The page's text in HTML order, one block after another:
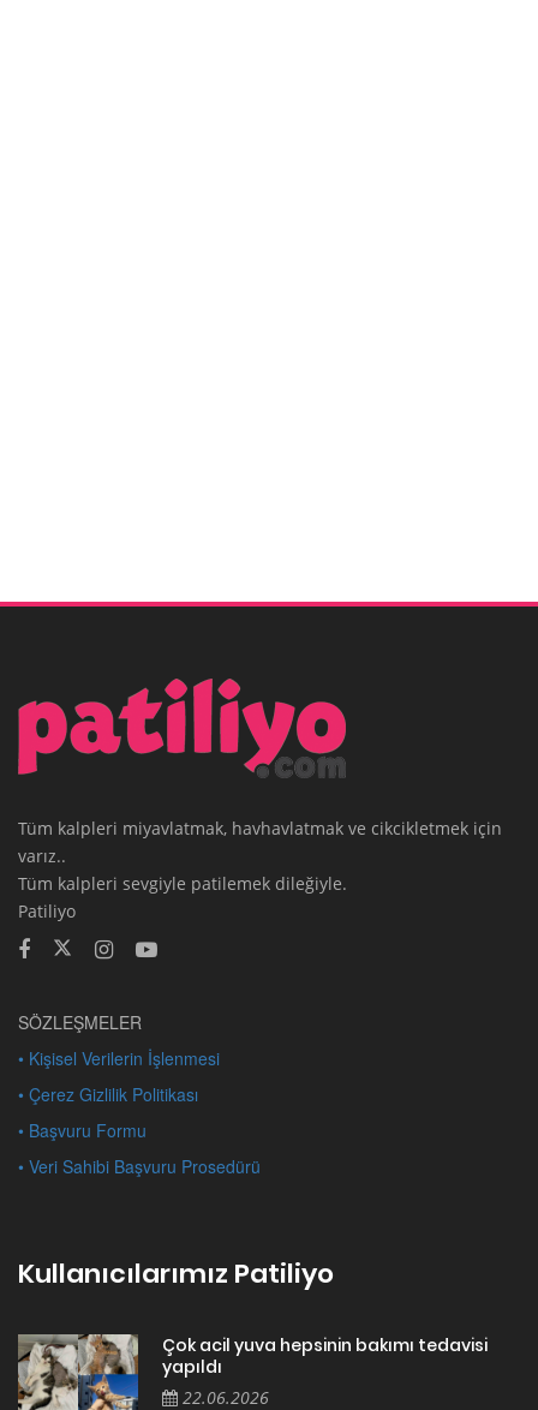
Tüm kalpleri miyavlatmak, havhavlatmak ve cikcikletmek için
varız..
Tüm kalpleri sevgiyle patilemek dileğiyle.
Patiliyo
SÖZLEŞMELER
• Kişisel Verilerin İşlenmesi
• Çerez Gizlilik Politikası
• Başvuru Formu
• Veri Sahibi Başvuru Prosedürü
Kullanıcılarımız Patiliyo
Çok acil yuva hepsinin bakımı tedavisi
yapıldı
22.06.2026